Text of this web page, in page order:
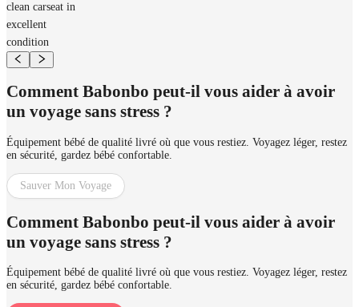
clean carseat in
excellent
condition
Comment Babonbo peut-il vous aider à avoir
un voyage sans stress ?
Équipement bébé de qualité livré où que vous restiez. Voyagez léger, restez
en sécurité, gardez bébé confortable.
Sauver Mon Voyage
Comment Babonbo peut-il vous aider à avoir
un voyage sans stress ?
Équipement bébé de qualité livré où que vous restiez. Voyagez léger, restez
en sécurité, gardez bébé confortable.